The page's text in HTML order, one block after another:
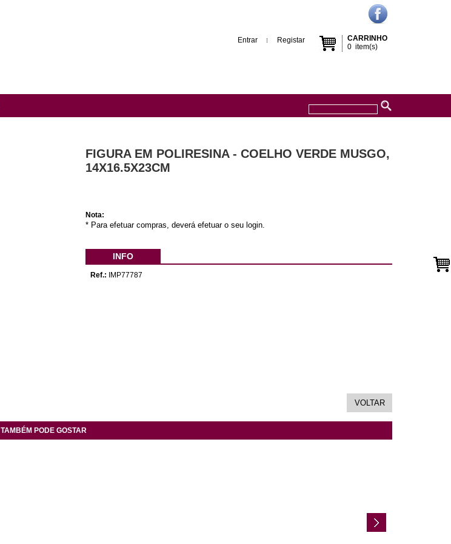
CARRINHO
0 item(s)
Entrar Registar
FIGURA EM POLIRESINA - COELHO VERDE MUSGO,
14X16.5X23CM
Nota:
* Para efetuar compras, deverá efetuar o seu login.
INFO
Ref.: IMP77787
TAMBÉM PODE GOSTAR